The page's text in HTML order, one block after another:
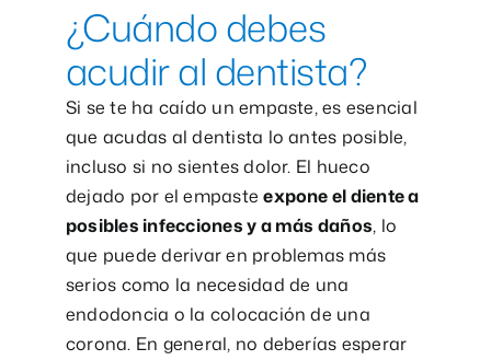
¿Cuándo debes
acudir al dentista?
Si se te ha caído un empaste, es esencial
que acudas al dentista lo antes posible,
incluso si no sientes dolor. El hueco
dejado por el empasteexpone el diente a
posibles infecciones y a más daños, lo
que puede derivar en problemas más
serios como la necesidad de una
endodoncia o la colocación de una
corona. En general, no deberías esperar